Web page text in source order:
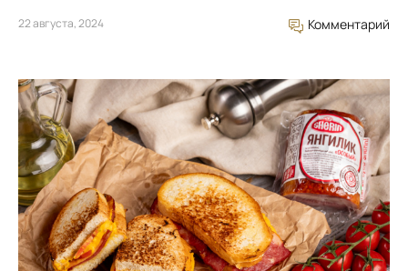
22 августа, 2024 Комментарий